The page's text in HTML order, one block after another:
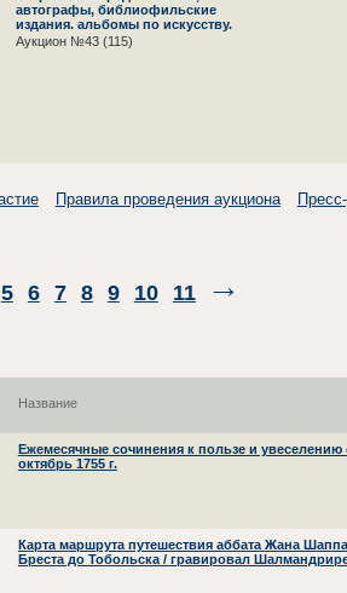
автографы, библиофильские
издания. альбомы по искусству.
Аукцион №43 (115)
Правила проведения аукциона
5 6 7 8 9 10 11
Название
Ежемесячные сочинения к пользе и
октябрь 1755 г.
Карта маршрута путешествия аббата Жана
Бреста до Тобольска / гравировал